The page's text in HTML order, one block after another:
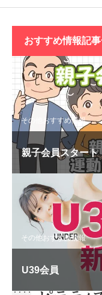
おすすめ情報記
その他おすすめ情報
親子会員スタート
その他おすすめ情報
U39会員